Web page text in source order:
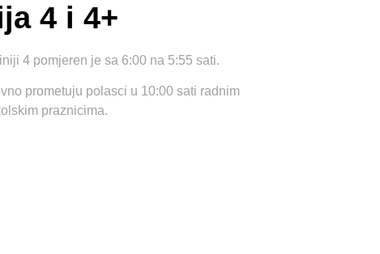
4 i 4+
4 pomjeren je sa 6:00 na 5:55 sati.
prometuju polasci u 10:00 sati radnim
praznicima.